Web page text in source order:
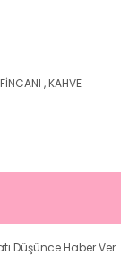
,KAHVE
Düşünce Haber Ver